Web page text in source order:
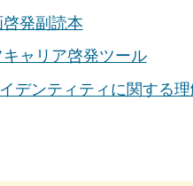
発副読本
ャリア啓発ツール
デンティティに関する